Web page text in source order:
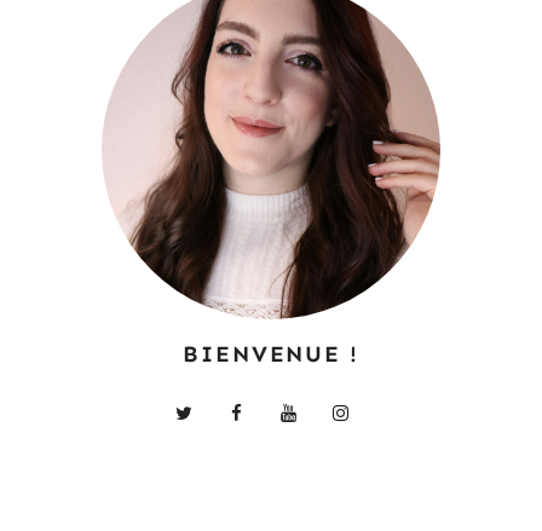
BIENVENUE !